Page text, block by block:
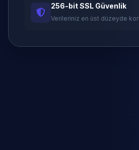
256-bit SSL Güvenlik
Verileriniz en üst düzeyde